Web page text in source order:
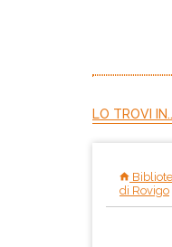
LO TROVI
di Rovigo